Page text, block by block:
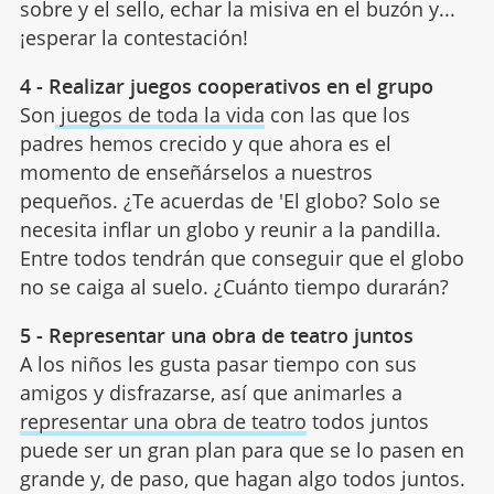
sobre y el sello, echar la misiva en el buzón y...
¡esperar la contestación!
4 - Realizar juegos cooperativos en el grupo
Son juegos de toda la vida con las que los
padres hemos crecido y que ahora es el
momento de enseñárselos a nuestros
pequeños. ¿Te acuerdas de 'El globo? Solo se
necesita inflar un globo y reunir a la pandilla.
Entre todos tendrán que conseguir que el globo
no se caiga al suelo. ¿Cuánto tiempo durarán?
5 - Representar una obra de teatro juntos
A los niños les gusta pasar tiempo con sus
amigos y disfrazarse, así que animarles a
representar una obra de teatro todos juntos
puede ser un gran plan para que se lo pasen en
grande y, de paso, que hagan algo todos juntos.